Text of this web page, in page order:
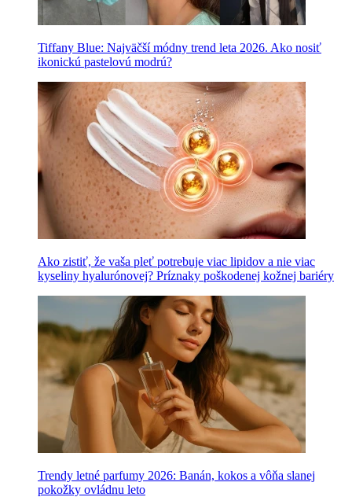
Tiffany Blue: Najväčší módny trend leta 2026. Ako nosiť
ikonickú pastelovú modrú?
Ako zistiť, že vaša pleť potrebuje viac lipidov a nie viac
kyseliny hyalurónovej? Príznaky poškodenej kožnej bariéry
Trendy letné parfumy 2026: Banán, kokos a vôňa slanej
pokožky ovládnu leto